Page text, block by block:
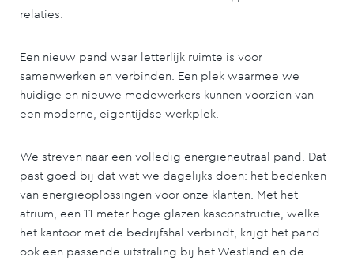
relaties.
Een nieuw pand waar letterlijk ruimte is voor
samenwerken en verbinden. Een plek waarmee we
huidige en nieuwe medewerkers kunnen voorzien van
een moderne, eigentijdse werkplek.
We streven naar een volledig energieneutraal pand. Dat
past goed bij dat wat we dagelijks doen: het bedenken
van energieoplossingen voor onze klanten. Met het
atrium, een 11 meter hoge glazen kasconstructie, welke
het kantoor met de bedrijfshal verbindt, krijgt het pand
ook een passende uitstraling bij het Westland en de